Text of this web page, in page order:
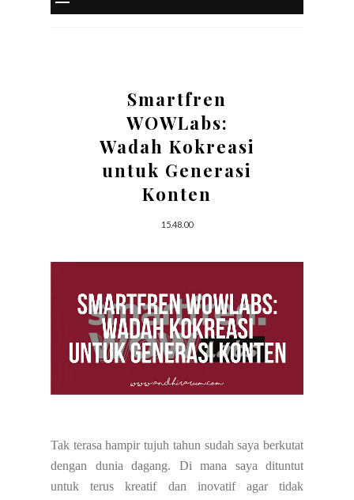
Smartfren
WOWLabs:
Wadah Kokreasi
untuk Generasi
Konten
15.48.00
Tak terasa hampir tujuh tahun sudah saya berkutat
dengan dunia dagang. Di mana saya dituntut
untuk terus kreatif dan inovatif agar tidak